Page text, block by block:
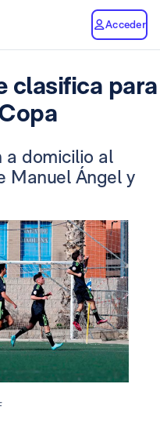
Acceder
clasifica para
a domicilio al
Manuel Ángel y